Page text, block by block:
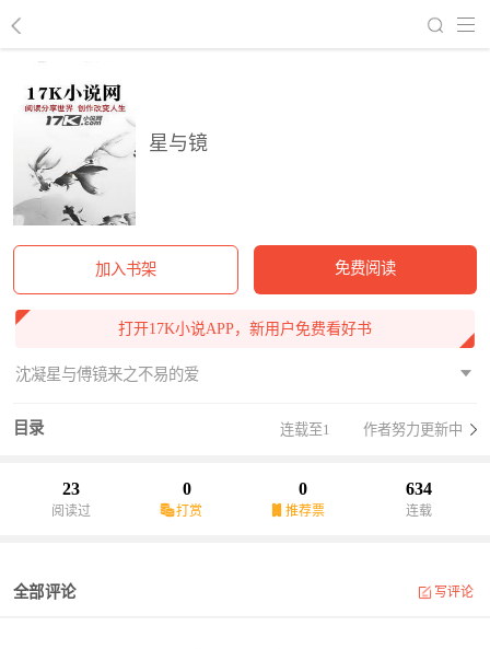
星与镜
加入书架 免费阅读
打开17K小说APP，新用户免费看好书
沈凝星与傅镜来之不易的爱
目录 连载至1 作者努力更新中
23
阅读过
0
打赏
0
推荐票
634
连载
全部评论 写评论